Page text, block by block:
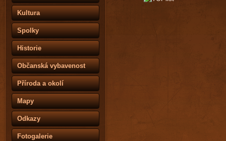
Kultura
Spolky
Historie
Občanská vybavenost
Příroda a okolí
Mapy
Odkazy
Fotogalerie